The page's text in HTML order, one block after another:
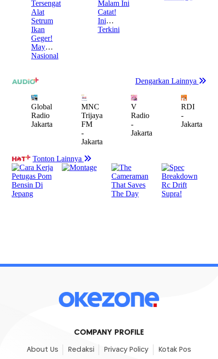
COMPANY PROFILE
About Us Redaksi Privacy Policy Kotak Pos